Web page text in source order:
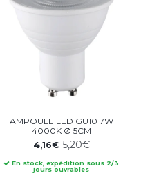
AMPOULE LED GU10 7W
4000K Ø 5CM
4,16€5,20€
En stock, expédition sous 2/3
jours ouvrables